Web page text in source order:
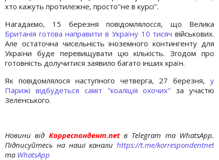
хто кажуть протилежне, просто"не в курсі".
Нагадаємо, 15 березня повідомлялосся, що Велика
Британія готова направити в Україну 10 тисяч військових.
Але остаточна чисельність іноземного контингенту для
України буде перевищувати цю кількість. Згодом про
готовність долучитися заявило багато інших країн.
Як повідомлялося наступного четверга, 27 березня, у
Парижі відбудеться саміт "коаліція охочих" за участю
Зеленського.
Новини від Корреспондент.netв Telegram та WhatsApp.
Підписуйтесь на наші канали https://t.me/korrespondentnet
та WhatsApp